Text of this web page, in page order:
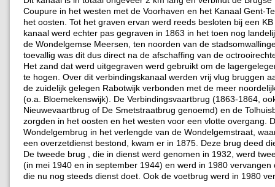
Coupure in het westen met de Voorhaven en het Kanaal Gent-
het oosten. Tot het graven ervan werd reeds besloten bij een
kanaal werd echter pas gegraven in 1863 in het toen nog
de Wondelgemse Meersen, ten noorden van de
toevallig was dit dus direct na de afschaffing van de
Het zand dat werd uitgegraven werd gebruikt om de
te hogen. Over dit verbindingskanaal werden vrij vlug bruggen
de zuidelijk gelegen Rabotwijk verbonden met de meer
(o.a. Bloemekenswijk). De Verbindingsvaartbrug (1863-1864,
Nieuwevaartbrug of De Smetstraatbrug genoemd) en de
zorgden in het oosten en het westen voor een vlotte overgang.
Wondelgembrug in het verlengde van de Wondelgemstraat,
een overzetdienst bestond, kwam er in 1875. Deze brug deed
De tweede brug , die in dienst werd genomen in 1932, werd
(in mei 1940 en in september 1944) en werd in 1980 vervangen
die nu nog steeds dienst doet. Ook de voetbrug werd in 1980